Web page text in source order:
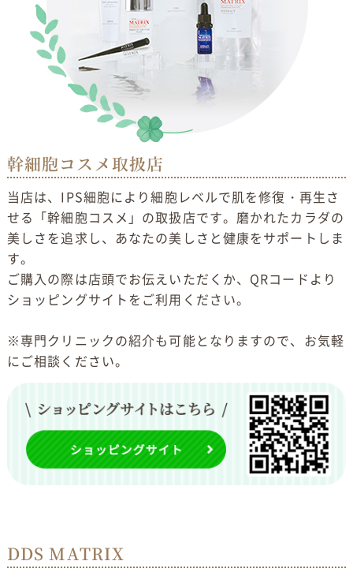
幹細胞コスメ取扱店
当店は、IPS細胞により細胞レベルで肌を修復・再生さ
せる「幹細胞コスメ」の取扱店です。磨かれたカラダの
美しさを追求し、あなたの美しさと健康をサポートしま
す。
ご購入の際は店頭でお伝えいただくか、QRコードより
ショッピングサイトをご利用ください。
※専門クリニックの紹介も可能となりますので、お気軽
にご相談ください。
DDS MATRIX